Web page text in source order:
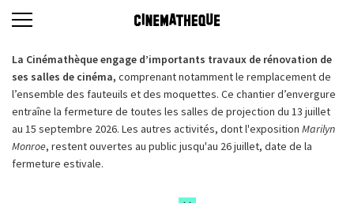
La Cinémathèque engage d’importants travaux de rénovation de
ses salles de cinéma, comprenant notamment le remplacement de
l’ensemble des fauteuils et des moquettes. Ce chantier d’envergure
entraîne la fermeture de toutes les salles de projection du 13 juillet
au 15 septembre 2026. Les autres activités, dont l'exposition Marilyn
Monroe, restent ouvertes au public jusqu'au 26 juillet, date de la
fermeture estivale.